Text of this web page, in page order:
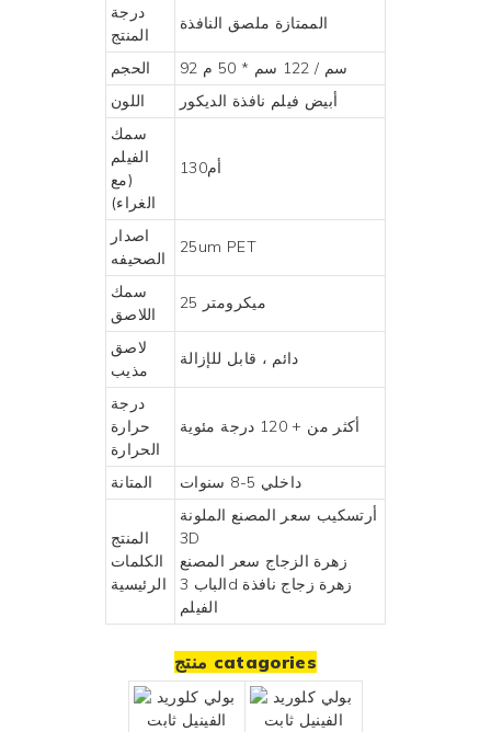
درجة
المنتج
الممتازة ملصق النافذة
الحجم
92 سم / 122 سم * 50 م
اللون
أبيض فيلم نافذة الديكور
سمك
الفيلم
(مع
الغراء)
أم130
اصدار
الصحيفه
25um PET
سمك
اللاصق
25 ميكرومتر
لاصق
مذيب
دائم ، قابل للإزالة
درجة
حرارة
الحرارة
أكثر من + 120 درجة مئوية
المتانة داخلي 5-8 سنوات
المنتج
الكلمات
الرئيسية
أرتسكيب سعر المصنع الملونة
3D
زهرة الزجاج سعر المصنع
الباب 3d زهرة زجاج نافذة
الفيلم
منتج catagories